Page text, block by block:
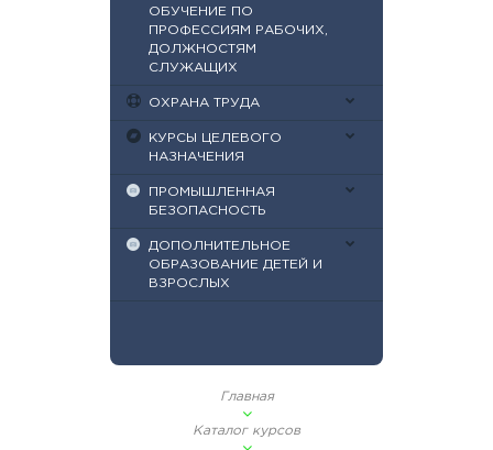
ОБУЧЕНИЕ ПО
ПРОФЕССИЯМ РАБОЧИХ,
ДОЛЖНОСТЯМ
СЛУЖАЩИХ
ОХРАНА ТРУДА
КУРСЫ ЦЕЛЕВОГО
НАЗНАЧЕНИЯ
ПРОМЫШЛЕННАЯ
БЕЗОПАСНОСТЬ
ДОПОЛНИТЕЛЬНОЕ
ОБРАЗОВАНИЕ ДЕТЕЙ И
ВЗРОСЛЫХ
Главная
Каталог курсов